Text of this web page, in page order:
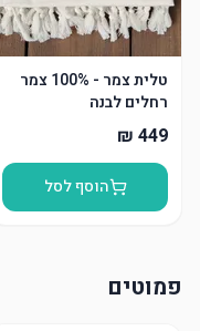
טלית צמר - 100% צמר
רחלים לבנה
הוסף לסל
פמוטים